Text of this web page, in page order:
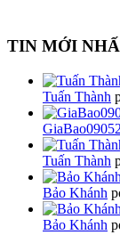
TIN MỚI
Tuấn Thành
Tuấn Thành
Bảo Khánh
Bảo Khánh